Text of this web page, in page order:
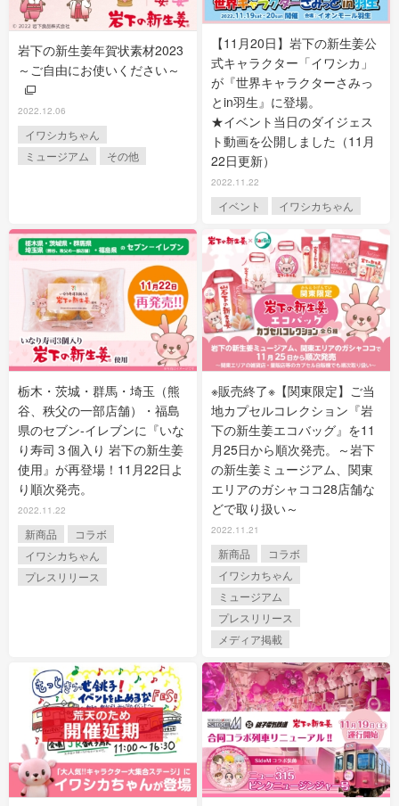
岩下の新生姜年賀状素材2023
～ご自由にお使いください～
2022.12.06
イワシカちゃん
ミュージアム
その他
【11月20日】岩下の新生姜公
式キャラクター「イワシカ」
が『世界キャラクターさみっ
とin羽生』に登場。
★イベント当日のダイジェス
ト動画を公開しました（11月
22日更新）
2022.11.22
イベント イワシカちゃん
栃木・茨城・群馬・埼玉（熊
谷、秩父の一部店舗）・福島
県のセブン‐イレブンに『いな
り寿司３個入り 岩下の新生姜
使用』が再登場！11月22日よ
り順次発売。
2022.11.22
新商品
コラボ
イワシカちゃん
プレスリリース
※販売終了※【関東限定】ご当
地カプセルコレクション『岩
下の新生姜エコバッグ』を11
月25日から順次発売。～岩下
の新生姜ミュージアム、関東
エリアのガシャココ28店舗な
どで取り扱い～
2022.11.21
新商品
コラボ
イワシカちゃん
ミュージアム
プレスリリース
メディア掲載